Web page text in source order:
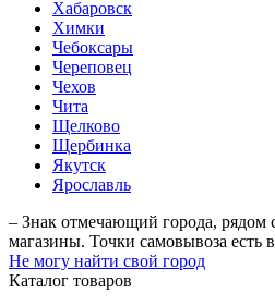
Хабаровск
Химки
Чебоксары
Череповец
Чехов
Чита
Щелково
Щербинка
Якутск
Ярославль
– Знак отмечающий города, рядом
магазины. Точки самовывоза есть
Не могу найти свой город
Каталог товаров